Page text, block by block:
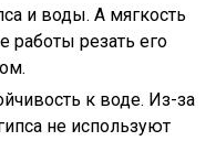
и воды. А мягкость
работы резать его
к воде. Из-за
не используют